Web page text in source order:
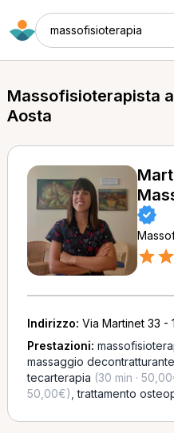
massofisioterapia
Massofisioterapista a
Aosta
Indirizzo: Via Martinet 33 -
Prestazioni:
massaggio decontratturante
tecarterapia (30 min ·
50,00€) ,trattamento